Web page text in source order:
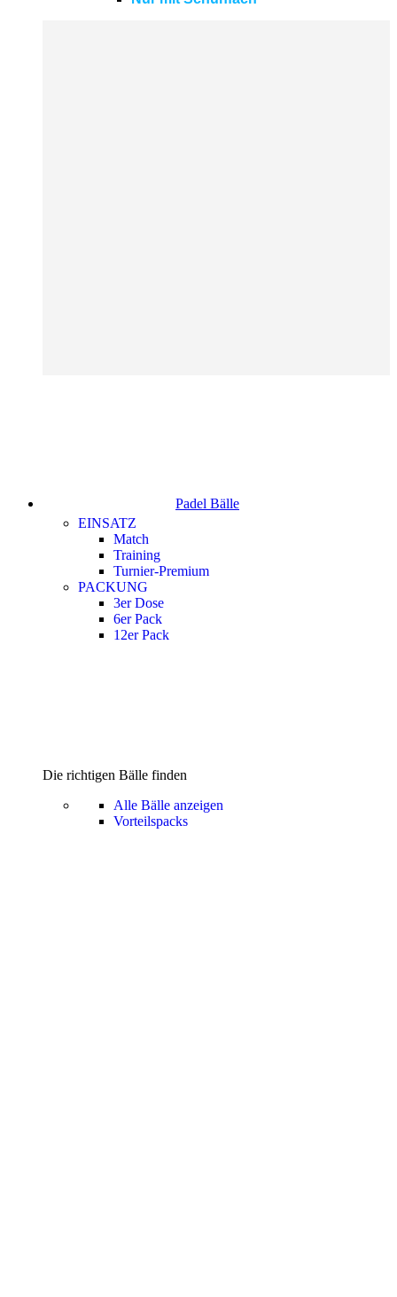
Padel Bälle
EINSATZ
Match
Training
Turnier-Premium
PACKUNG
3er Dose
6er Pack
12er Pack
Die richtigen Bälle finden
Alle Bälle anzeigen
Vorteilspacks